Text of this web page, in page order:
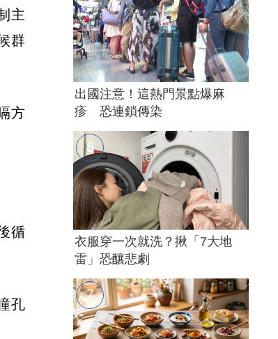
主
群
方
循
孔
出國注意！這熱門景點爆麻
疹 恐連鎖傳染
衣服穿一次就洗？揪「7大地
雷」恐釀悲劇